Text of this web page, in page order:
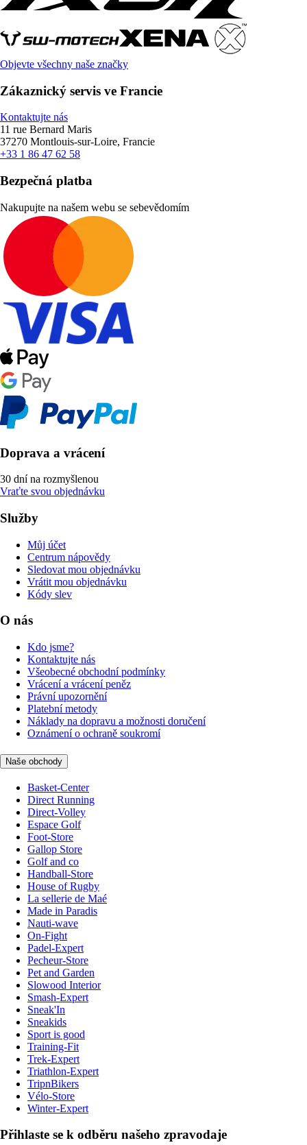
Objevte všechny naše značky
Zákaznický servis ve Francie
Kontaktujte nás
11 rue Bernard Maris
37270 Montlouis-sur-Loire, Francie
+33 1 86 47 62 58
Bezpečná platba
Nakupujte na našem webu se sebevědomím
Doprava a vrácení
30 dní na rozmyšlenou
Vraťte svou objednávku
Služby
Můj účet
Centrum nápovědy
Sledovat mou objednávku
Vrátit mou objednávku
Kódy slev
O nás
Kdo jsme?
Kontaktujte nás
Všeobecné obchodní podmínky
Vrácení a vrácení peněz
Právní upozornění
Platební metody
Náklady na dopravu a možnosti doručení
Oznámení o ochraně soukromí
Naše obchody
Basket-Center
Direct Running
Direct-Volley
Espace Golf
Foot-Store
Gallop Store
Golf and co
Handball-Store
House of Rugby
La sellerie de Maé
Made in Paradis
Nauti-wave
On-Fight
Padel-Expert
Pecheur-Store
Pet and Garden
Slowood Interior
Smash-Expert
Sneak'In
Sneakids
Sport is good
Training-Fit
Trek-Expert
Triathlon-Expert
TripnBikers
Vélo-Store
Winter-Expert
Přihlaste se k odběru našeho zpravodaje